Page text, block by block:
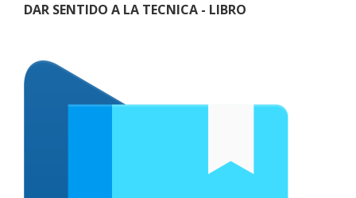
DAR SENTIDO A LA TECNICA - LIBRO